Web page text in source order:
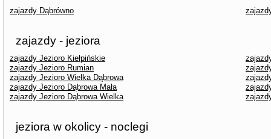
zajazdy Dąbrówno
zajazdy - jeziora
zajazdy Jezioro Kiełpińskie
zajazdy Jezioro Rumian
zajazdy Jezioro Wielka Dąbrowa
zajazdy Jezioro Dąbrowa Mała
zajazdy Jezioro Dąbrowa Wielka
jeziora w okolicy - noclegi